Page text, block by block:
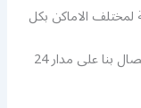
لمختلف الاماكن بكل
يمكن لكافة عملائنا في الصباحية أو الكويت الاتصال بنا على مدار 24